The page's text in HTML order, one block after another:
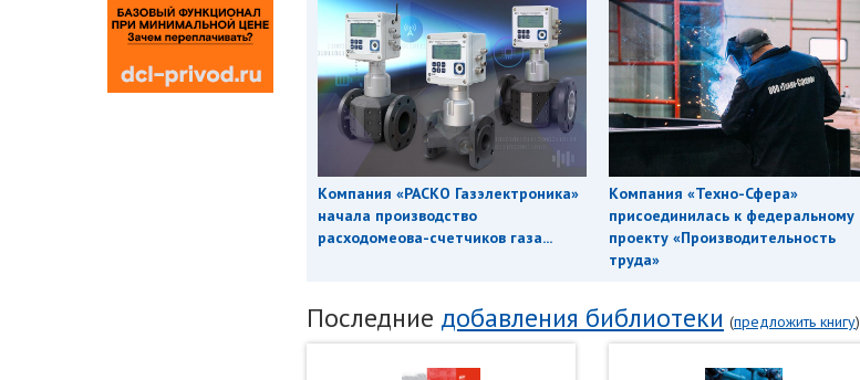
Компания «РАСКО Газэлектроника»
начала производство
расходомеова-счетчиков газа...
Компания «Техно-Сфера»
присоединилась к федеральному
проекту «Производительность
труда»
Последние добавления библиотеки (предложить книгу)